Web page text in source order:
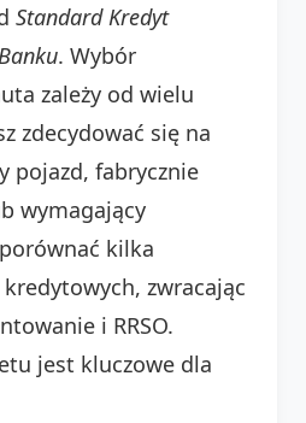
Standard Kredyt
. Wybór
zależy od wielu
zdecydować się na
pojazd, fabrycznie
wymagający
kilka
zwracając
i RRSO.
jest kluczowe dla